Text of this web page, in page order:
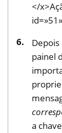
</
painel
a